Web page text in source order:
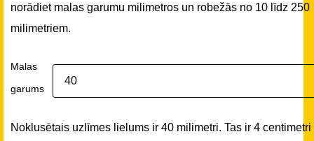
norādiet malas garumu milimetros un robežās no 10 līdz 250
milimetriem.
Malas
garums
Noklusētais uzlīmes lielums ir 40 milimetri. Tas ir 4 centimetri